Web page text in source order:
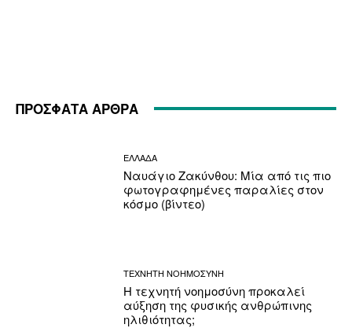
ΠΡΟΣΦΑΤΑ ΑΡΘΡΑ
ΕΛΛΑΔΑ
Ναυάγιο Ζακύνθου: Μία από τις πιο
φωτογραφημένες παραλίες στον
κόσμο (βίντεο)
ΤΕΧΝΗΤΗ ΝΟΗΜΟΣΥΝΗ
Η τεχνητή νοημοσύνη προκαλεί
αύξηση της φυσικής ανθρώπινης
ηλιθιότητας;